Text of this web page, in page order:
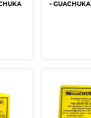
- GUACHUKA